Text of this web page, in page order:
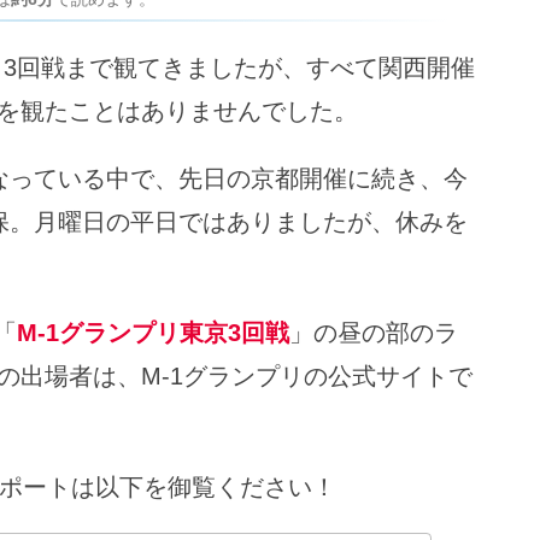
回戦まで観てきましたが、すべて関西開催
観たことはありませんでした。
ている中で、先日の京都開催に続き、今
月曜日の平日ではありましたが、休みを
M-1グランプリ東京3回戦」の昼の部のラ
出場者は、M-1グランプリの公式サイトで
ートは以下を御覧ください！